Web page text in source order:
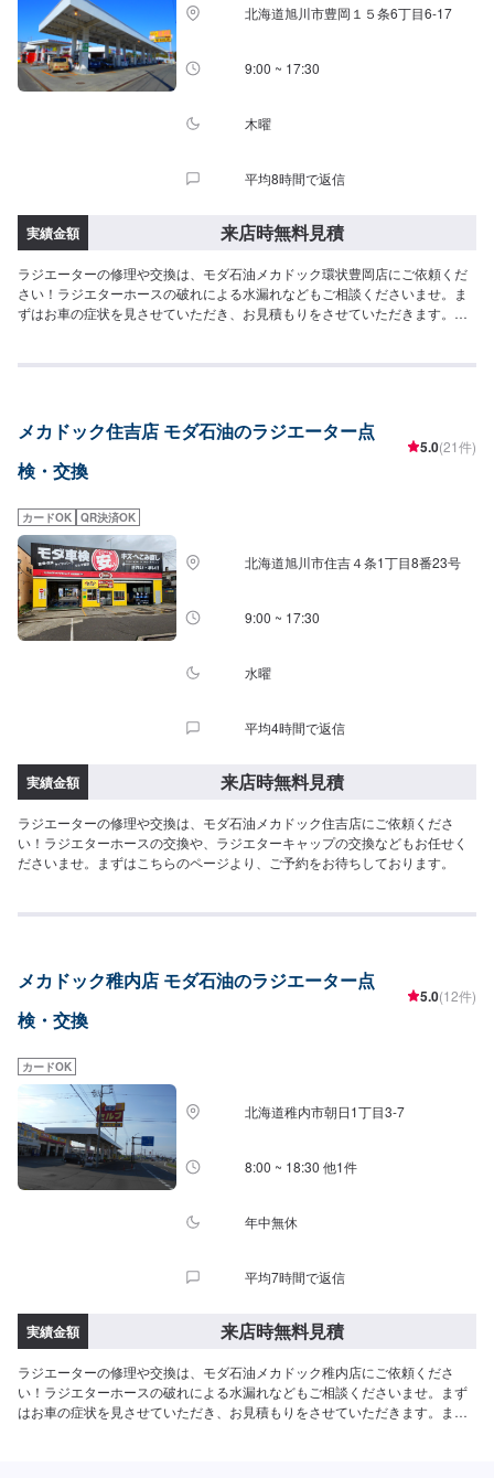
北海道旭川市豊岡１５条6丁目6-17
9:00 ~ 17:30
木曜
平均8時間で返信
実績金額 来店時無料見積
ラジエーターの修理や交換は、モダ石油メカドック環状豊岡店にご依頼くだ
さい！ラジエターホースの破れによる水漏れなどもご相談くださいませ。ま
ずはお車の症状を見させていただき、お見積もりをさせていただきます。ま
メカドック住吉店 モダ石油のラジエーター点
検・交換
5.0(21件)
カードOK QR決済OK
北海道旭川市住吉４条1丁目8番23号
9:00 ~ 17:30
水曜
平均4時間で返信
実績金額 来店時無料見積
ラジエーターの修理や交換は、モダ石油メカドック住吉店にご依頼くださ
い！ラジエターホースの交換や、ラジエターキャップの交換などもお任せく
ださいませ。まずはこちらのページより、ご予約をお待ちしております。
メカドック稚内店 モダ石油のラジエーター点
検・交換
5.0(12件)
カードOK
北海道稚内市朝日1丁目3-7
8:00 ~ 18:30 他1件
年中無休
平均7時間で返信
実績金額 来店時無料見積
ラジエーターの修理や交換は、モダ石油メカドック稚内店にご依頼くださ
い！ラジエターホースの破れによる水漏れなどもご相談くださいませ。まず
はお車の症状を見させていただき、お見積もりをさせていただきます。まず